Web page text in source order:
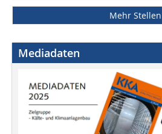
Mehr Stellen
Mediadaten